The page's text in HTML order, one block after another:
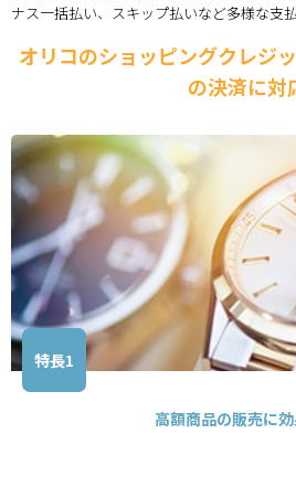
ナス一括払い、スキップ払いなど多様な支
オリコのショッピングクレジ
の決済に対
特長1
高額商品の販売に効